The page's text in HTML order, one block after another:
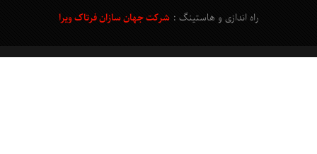
راه اندازی و هاستینگ :شرکت جهان سازان فرتاک ویرا